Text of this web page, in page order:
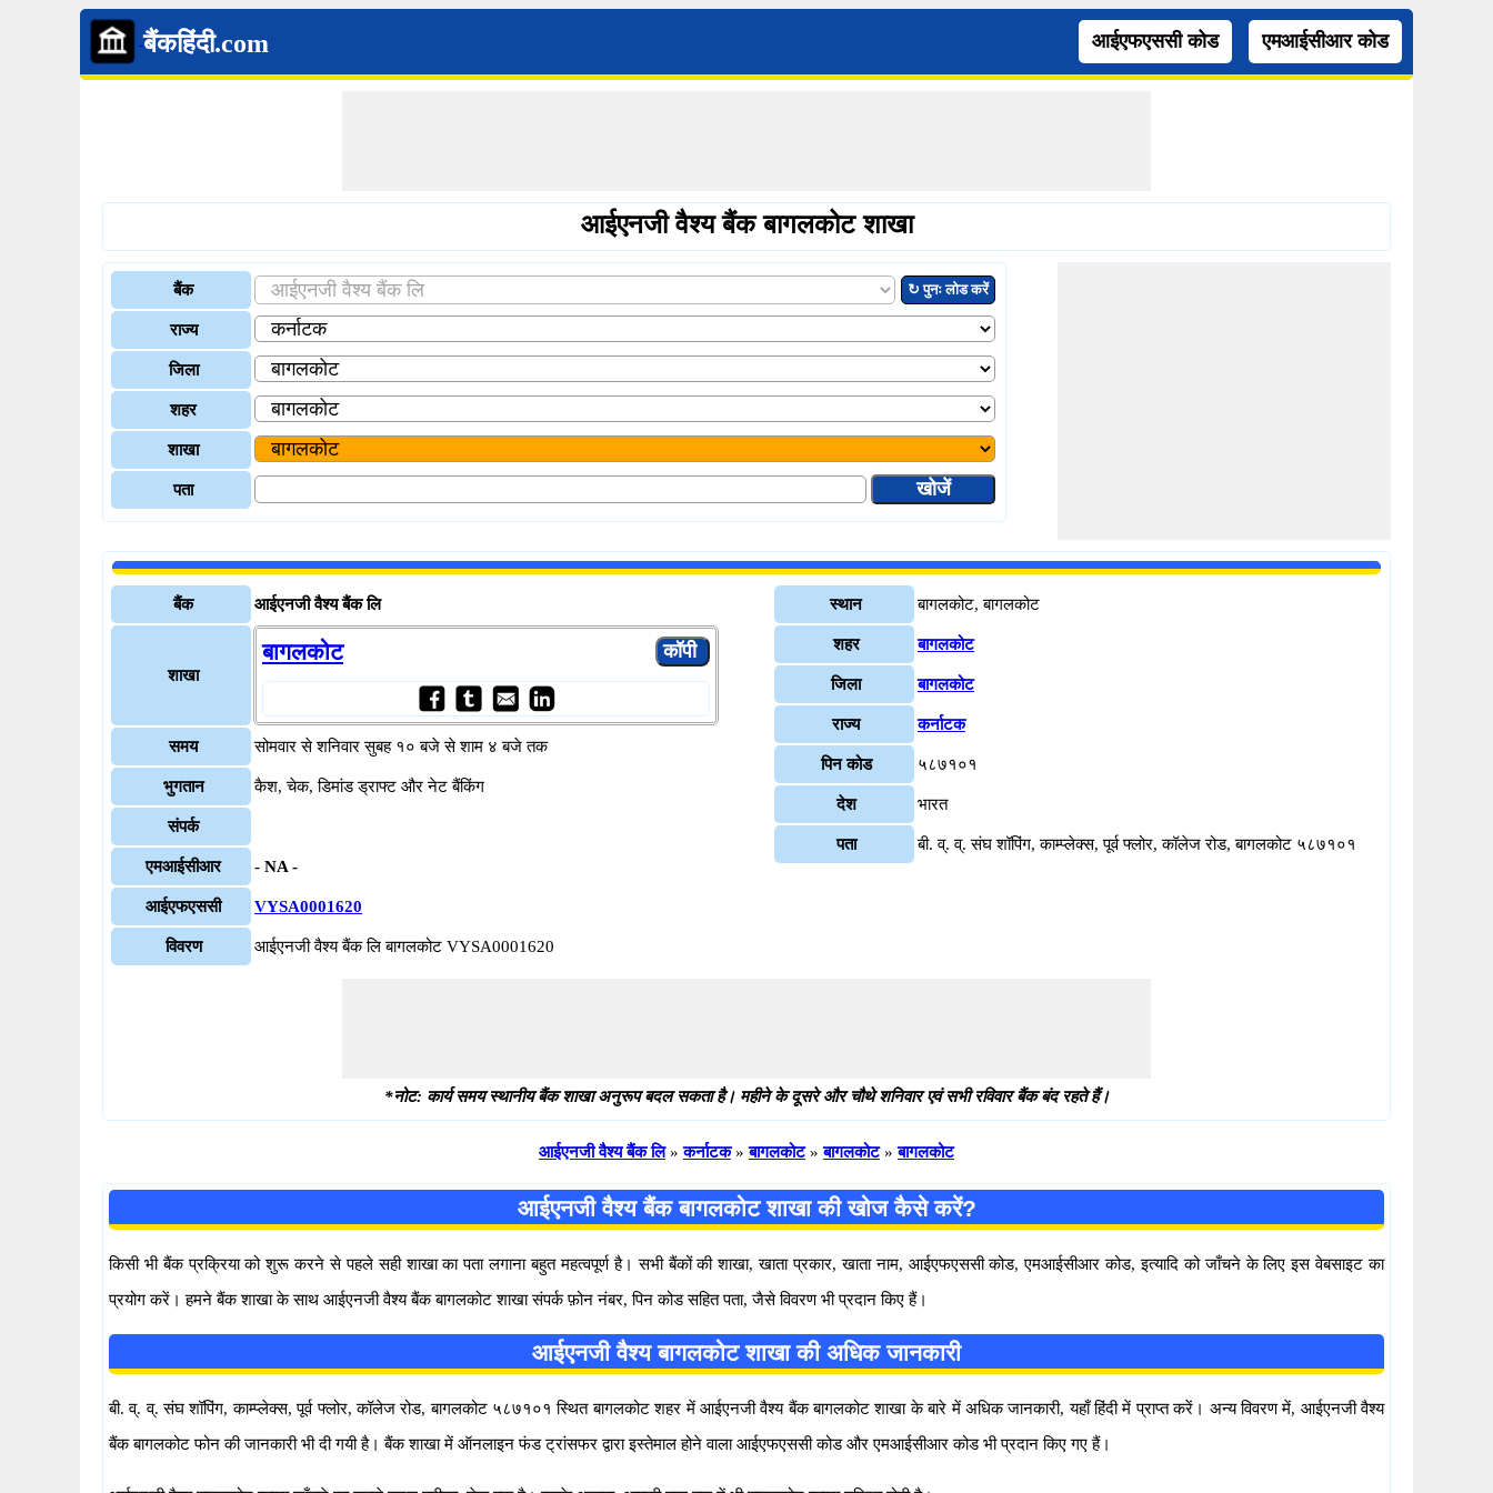
बैंकहिंदी.com आईएफएससी कोड एमआईसीआर कोड
आईएनजी वैश्य बैंक बागलकोट शाखा
बैंक ↻ पुनः लोड करें
राज्य
जिला
शहर
शाखा
पता
बैंक आईएनजी वैश्य बैंक लि
शाखा
बागलकोट
समय सोमवार से शनिवार सुबह १० बजे से शाम ४ बजे तक
भुगतान कैश, चेक, डिमांड ड्राफ्ट और नेट बैंकिंग
संपर्क
एमआईसीआर - NA -
आईएफएससी VYSA0001620
विवरण आईएनजी वैश्य बैंक लि बागलकोट VYSA0001620
स्थान बागलकोट, बागलकोट
शहर बागलकोट
जिला बागलकोट
राज्य कर्नाटक
पिन कोड ५८७१०१
देश भारत
पता बी. व्. व्. संघ शॉपिंग, काम्प्लेक्स, पूर्व फ्लोर, कॉलेज रोड, बागलकोट ५८७१०१
*नोट: कार्य समय स्थानीय बैंक शाखा अनुरूप बदल सकता है। महीने के दूसरे और चौथे शनिवार एवं सभी रविवार बैंक बंद रहते हैं।
आईएनजी वैश्य बैंक लि » कर्नाटक » बागलकोट » बागलकोट » बागलकोट
आईएनजी वैश्य बैंक बागलकोट शाखा की खोज कैसे करें?
किसी भी बैंक प्रक्रिया को शुरू करने से पहले सही शाखा का पता लगाना बहुत महत्वपूर्ण है। सभी बैंकों की शाखा, खाता प्रकार, खाता नाम, आईएफएससी कोड, एमआईसीआर कोड, इत्यादि को जाँचने के लिए इस वेबसाइट का
प्रयोग करें। हमने बैंक शाखा के साथ आईएनजी वैश्य बैंक बागलकोट शाखा संपर्क फ़ोन नंबर, पिन कोड सहित पता, जैसे विवरण भी प्रदान किए हैं।
आईएनजी वैश्य बागलकोट शाखा की अधिक जानकारी
बी. व्. व्. संघ शॉपिंग, काम्प्लेक्स, पूर्व फ्लोर, कॉलेज रोड, बागलकोट ५८७१०१ स्थित बागलकोट शहर में आईएनजी वैश्य बैंक बागलकोट शाखा के बारे में अधिक जानकारी, यहाँ हिंदी में प्राप्त करें। अन्य विवरण में, आईएनजी वैश्य
बैंक बागलकोट फोन की जानकारी भी दी गयी है। बैंक शाखा में ऑनलाइन फंड ट्रांसफर द्वारा इस्तेमाल होने वाला आईएफएससी कोड और एमआईसीआर कोड भी प्रदान किए गए हैं।